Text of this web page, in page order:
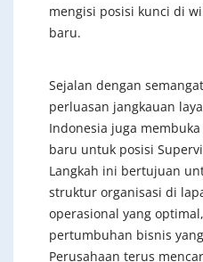
mengisi posisi kunci di
baru.
Sejalan dengan
perluasan jangkauan
Indonesia juga
baru untuk posisi
Langkah ini bertujuan
struktur organisasi di
operasional yang
pertumbuhan bisnis
Perusahaan terus